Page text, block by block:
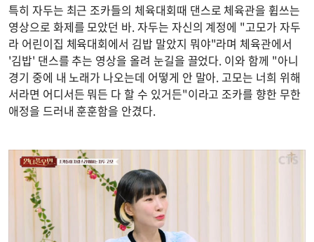
특히 자두는 최근 조카들의 체육대회때 댄스로 체육관을 휩쓰는
영상으로 화제를 모았던 바. 자두는 자신의 계정에 "고모가 자두
라 어린이집 체육대회에서 김밥 말았지 뭐야"라며 체육관에서
'김밥' 댄스를 추는 영상을 올려 눈길을 끌었다. 이와 함께 "아니
경기 중에 내 노래가 나오는데 어떻게 안 말아. 고모는 너희 위해
서라면 어디서든 뭐든 다 할 수 있거든"이라고 조카를 향한 무한
애정을 드러내 훈훈함을 안겼다.